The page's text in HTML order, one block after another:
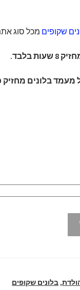
שקופים מכל סוג
בלבד.
מעמד בלונים
, בלונים שקופים